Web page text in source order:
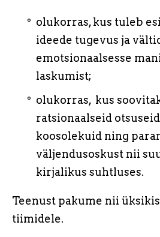
olukorras, kus tuleb
ideede tugevus ja
emotsionaalsesse
laskumist;
olukorras, kus
ratsionaalseid
koosolekuid ning
väljendusoskust nii
kirjalikus suhtluses.
Teenust pakume nii
tiimidele.